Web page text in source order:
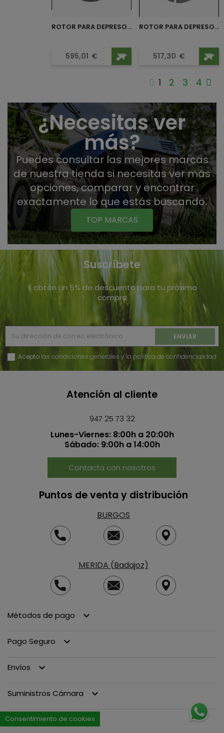
ROTOR PARA DEPRESOR HERTELL...
Precio
595,01 €
ROTOR PARA DEPRESOR HERTELL...
Precio
517,30 €
1 2 3 4
¿Necesitas ver
más?
Puedes consultar las mejores marcas
de nuestra tienda si necesitas ver más
opciones, comparar y encontrar
exactamente lo que estás buscando.
TOP MARCAS
Suscríbete
Y obtén un 5% de descuento para tu próxima
compra
Acepto las condiciones generales y la política de confidencialidad
Atención al cliente
947 25 73 32
Lunes-Viernes: 8:00h a 20:00h
Sábado: 9:00h a 14:00h
Contacta con nosotros
Puntos de venta y distribución
BURGOS
MERIDA (Badajoz)
Métodos de pago keyboard_arrow_down
Pago Seguro keyboard_arrow_down
Envíos keyboard_arrow_down
Suministros Cámara keyboard_arrow_down
Legal keyboard_arrow_down
Consentimiento de cookies